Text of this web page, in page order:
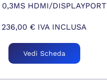
0,3MS HDMI/DISPLAYPORT
236,00 € IVA INCLUSA
Vedi Scheda